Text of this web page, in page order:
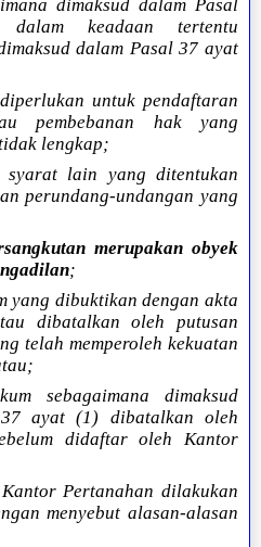
dimaksud dalam Pasal
keadaan tertentu
dalam Pasal 37 ayat
untuk pendaftaran
pembebanan hak yang
lengkap;
lain yang ditentukan
perundang-undangan yang
merupakan obyek
;
yang dibuktikan dengan akta
dibatalkan oleh putusan
telah memperoleh kekuatan
sebagaimana dimaksud
ayat (1) dibatalkan oleh
didaftar oleh Kantor
Pertanahan dilakukan
menyebut alasan-alasan